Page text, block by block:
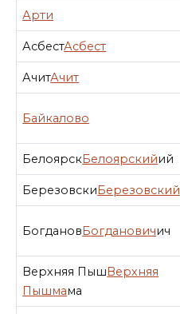
Арти
АсбестАсбест
АчитАчит
Байкалово
БелоярскБелоярскийий
БерезовскиБерезовский
БогдановБогдановичич
Верхняя ПышВерхняя
Пышмама